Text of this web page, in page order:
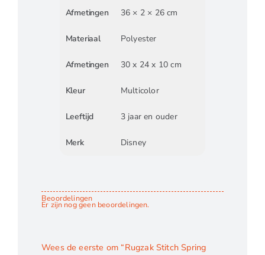
Afmetingen 36 × 2 × 26 cm
Materiaal Polyester
Afmetingen 30 x 24 x 10 cm
Kleur Multicolor
Leeftijd 3 jaar en ouder
Merk Disney
Beoordelingen
Er zijn nog geen beoordelingen.
Wees de eerste om “Rugzak Stitch Spring